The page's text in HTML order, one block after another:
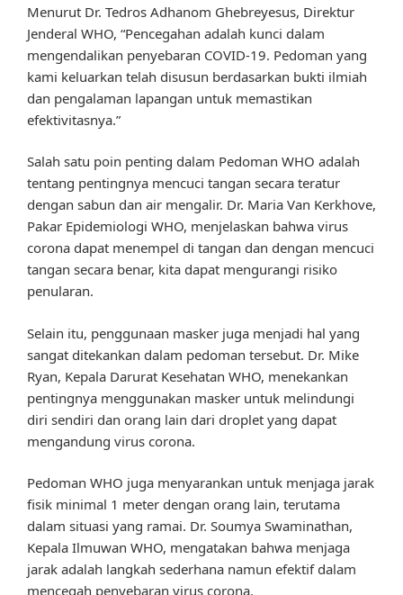
Menurut Dr. Tedros Adhanom Ghebreyesus, Direktur
Jenderal WHO, “Pencegahan adalah kunci dalam
mengendalikan penyebaran COVID-19. Pedoman yang
kami keluarkan telah disusun berdasarkan bukti ilmiah
dan pengalaman lapangan untuk memastikan
efektivitasnya.”
Salah satu poin penting dalam Pedoman WHO adalah
tentang pentingnya mencuci tangan secara teratur
dengan sabun dan air mengalir. Dr. Maria Van Kerkhove,
Pakar Epidemiologi WHO, menjelaskan bahwa virus
corona dapat menempel di tangan dan dengan mencuci
tangan secara benar, kita dapat mengurangi risiko
penularan.
Selain itu, penggunaan masker juga menjadi hal yang
sangat ditekankan dalam pedoman tersebut. Dr. Mike
Ryan, Kepala Darurat Kesehatan WHO, menekankan
pentingnya menggunakan masker untuk melindungi
diri sendiri dan orang lain dari droplet yang dapat
mengandung virus corona.
Pedoman WHO juga menyarankan untuk menjaga jarak
fisik minimal 1 meter dengan orang lain, terutama
dalam situasi yang ramai. Dr. Soumya Swaminathan,
Kepala Ilmuwan WHO, mengatakan bahwa menjaga
jarak adalah langkah sederhana namun efektif dalam
mencegah penyebaran virus corona.